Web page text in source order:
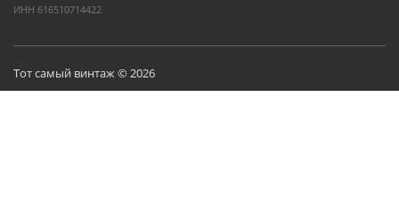
ИНН 616510714422
Тот самый винтаж © 2026